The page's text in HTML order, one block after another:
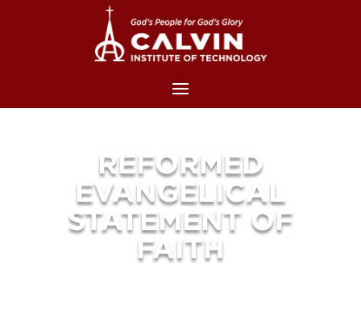
REFORMED
EVANGELICAL
STATEMENT OF
FAITH